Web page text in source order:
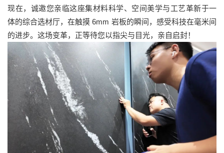
现在，诚邀您亲临这座集材料科学、空间美学与工艺革新于一
体的综合选材厅，在触摸 6mm 岩板的瞬间，感受科技在毫米间
的进步。这场变革，正等待您以指尖与目光，亲自启封！